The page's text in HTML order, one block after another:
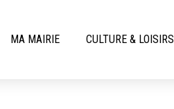
MA MAIRIE CULTURE & LOISIRS